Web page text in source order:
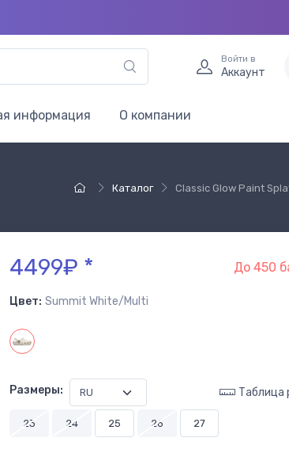
Войти в
Аккаунт
информация О компании
Каталог Classic Glow Paint
4499₽ * До 450
Цвет: Summit White/Multi
Размеры: Таблица
23 24 25 26 27